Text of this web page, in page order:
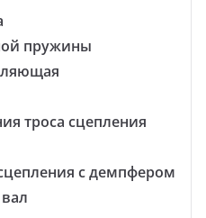
пружины
троса сцепления
с демпфером